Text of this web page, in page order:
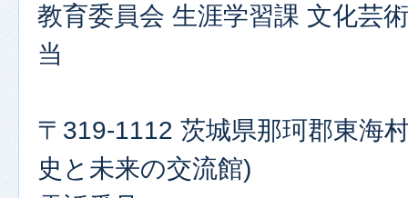
教育委員会 生涯学習課 文化芸
当
〒319-1112 茨城県那珂郡東海
史と未来の交流館)